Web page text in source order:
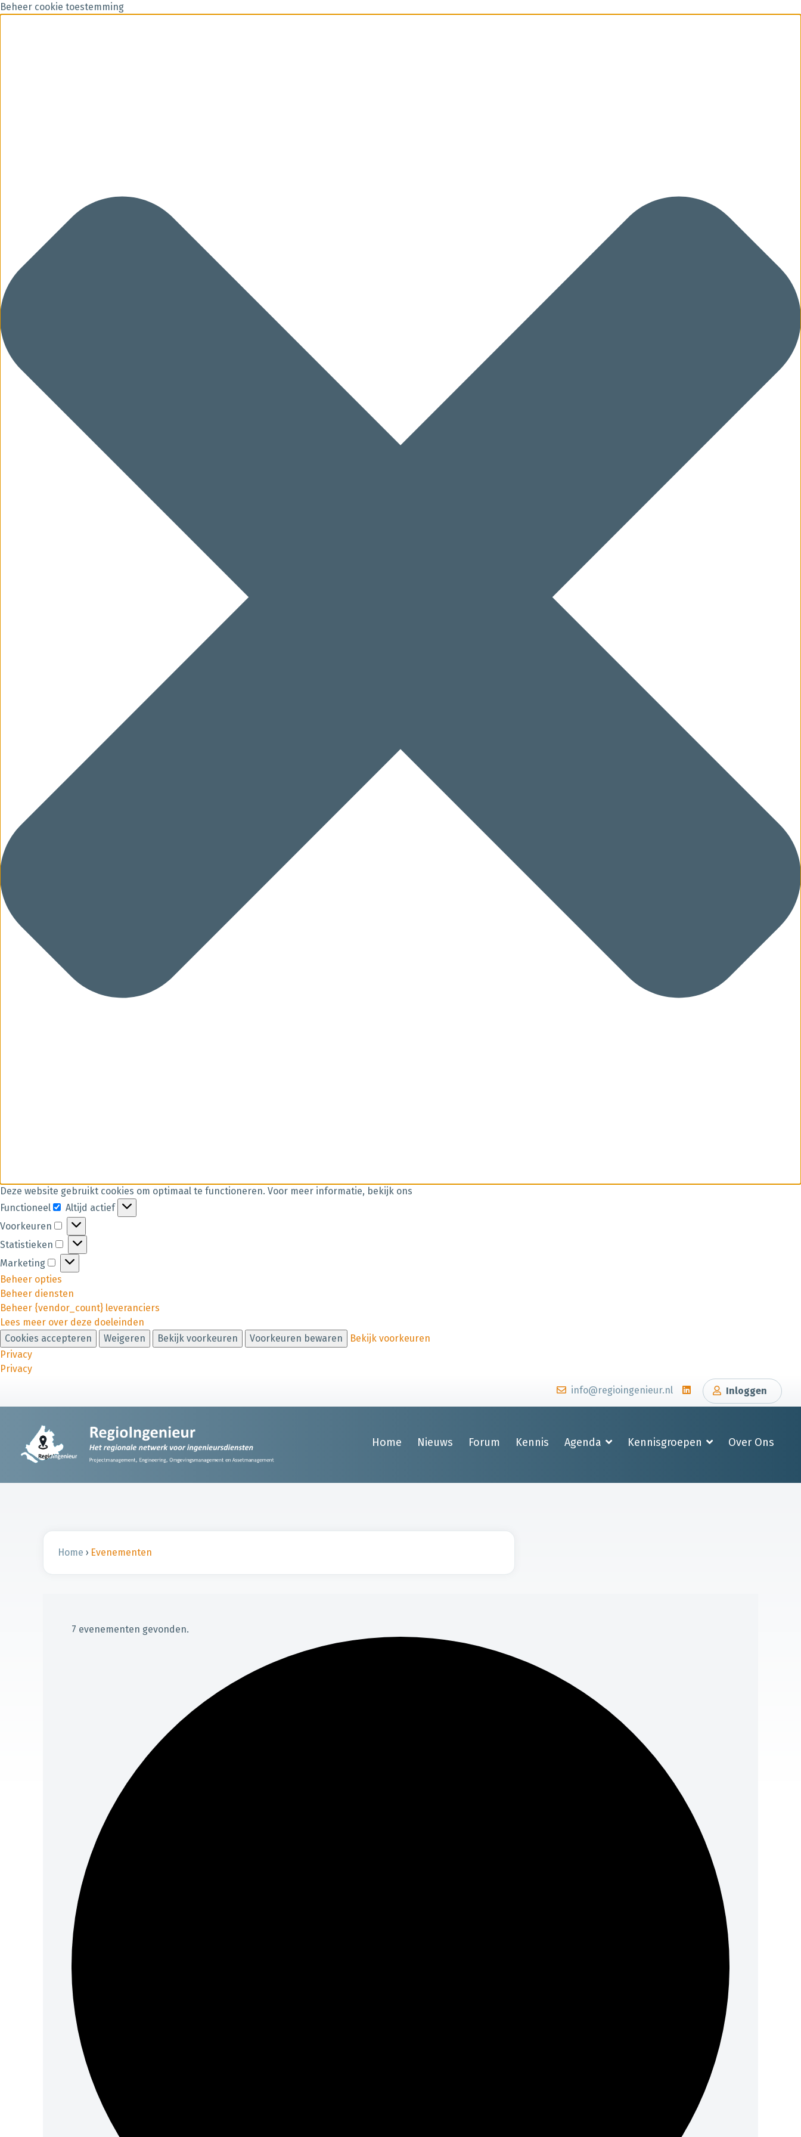
Beheer cookie toestemming
Deze website gebruikt cookies om optimaal te functioneren. Voor meer informatie, bekijk ons
Functioneel
Altijd actief
Voorkeuren
Statistieken
Marketing
Beheer opties
Beheer diensten
Beheer {vendor_count} leveranciers
Lees meer over deze doeleinden
Cookies accepteren
Weigeren Bekijk voorkeuren Voorkeuren bewaren
Bekijk voorkeuren
Privacy
Privacy
info@regioingenieur.nl
Inloggen
Home Nieuws Forum Kennis Agenda Kennisgroepen Over Ons
Home › Evenementen
7 evenementen gevonden.